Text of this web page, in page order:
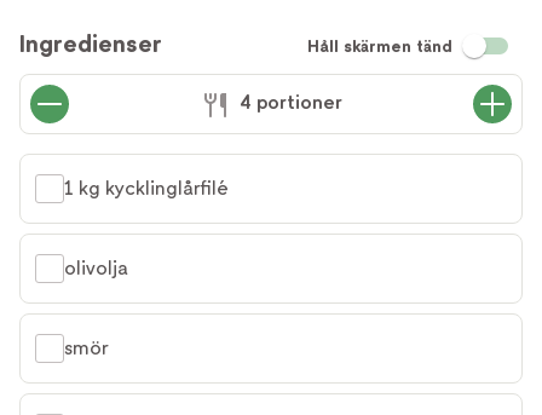
Ingredienser Håll skärmen tänd
4 portioner
1 kg kycklinglårfilé
olivolja
smör